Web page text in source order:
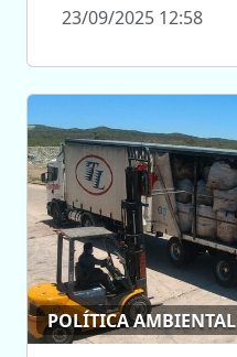
23/09/2025 12:58
POLÍTICA AMBIENTAL